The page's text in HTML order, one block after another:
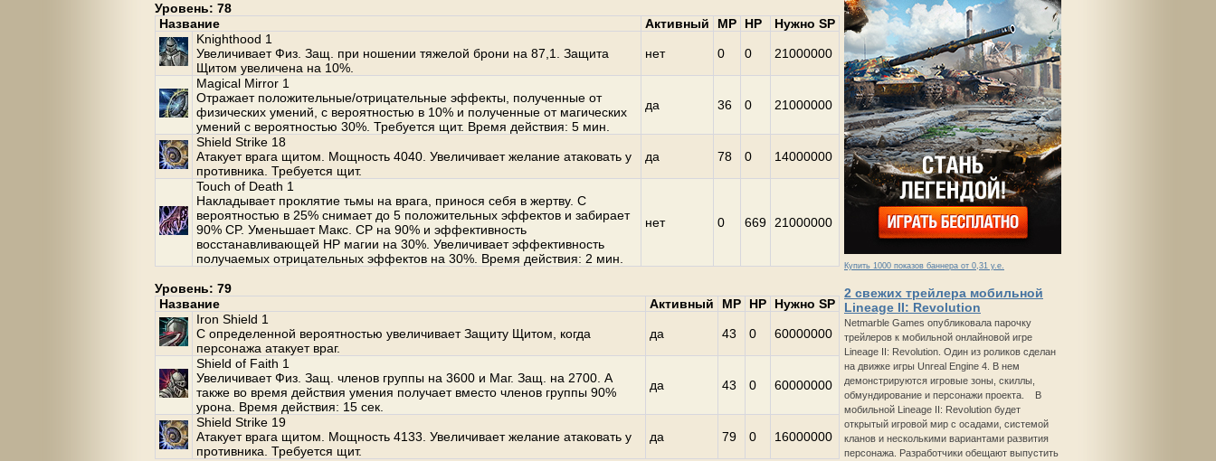
Купить 1000 показов баннера от 0,31 у.е.
2 свежих трейлера мобильной
Lineage II: Revolution
Netmarble Games опубликовала парочку
трейлеров к мобильной онлайновой игре
Lineage II: Revolution. Один из роликов сделан
на движке игры Unreal Engine 4. В нем
демонстрируются игровые зоны, скиллы,
обмундирование и персонажи проекта. В
мобильной Lineage II: Revolution будет
открытый игровой мир с осадами, системой
кланов и несколькими вариантами развития
персонажа. Разработчики обещают выпустить
Уровень: 78
Название
Активный MP HP
Нужно SP
Knighthood 1
Увеличивает Физ. Защ. при ношении тяжелой брони на 87,1. Защита
Щитом увеличена на 10%.
нет 0 0 21000000
Magical Mirror 1
Отражает положительные/отрицательные эффекты, полученные от
физических умений, с вероятностью в 10% и полученные от магических
умений с вероятностью 30%. Требуется щит. Время действия: 5 мин.
да 36 0 21000000
Shield Strike 18
Атакует врага щитом. Мощность 4040. Увеличивает желание атаковать у
противника. Требуется щит.
да 78 0 14000000
Touch of Death 1
Накладывает проклятие тьмы на врага, принося себя в жертву. С
вероятностью в 25% снимает до 5 положительных эффектов и забирает
90% CP. Уменьшает Макс. CP на 90% и эффективность
восстанавливающей HP магии на 30%. Увеличивает эффективность
получаемых отрицательных эффектов на 30%. Время действия: 2 мин.
нет 0 669 21000000
Уровень: 79
Название
Активный MP HP
Нужно SP
Iron Shield 1
С определенной вероятностью увеличивает Защиту Щитом, когда
персонажа атакует враг.
да 43 0 60000000
Shield of Faith 1
Увеличивает Физ. Защ. членов группы на 3600 и Маг. Защ. на 2700. А
также во время действия умения получает вместо членов группы 90%
урона. Время действия: 15 сек.
да 43 0 60000000
Shield Strike 19
Атакует врага щитом. Мощность 4133. Увеличивает желание атаковать у
противника. Требуется щит.
да 79 0 16000000